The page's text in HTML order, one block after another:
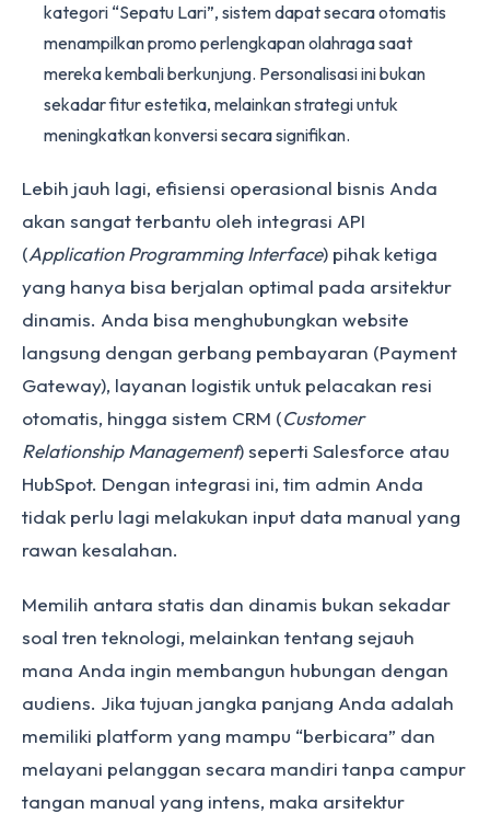
kategori “Sepatu Lari”, sistem dapat secara otomatis
menampilkan promo perlengkapan olahraga saat
mereka kembali berkunjung. Personalisasi ini bukan
sekadar fitur estetika, melainkan strategi untuk
meningkatkan konversi secara signifikan.
Lebih jauh lagi, efisiensi operasional bisnis Anda
akan sangat terbantu oleh integrasi API
(Application Programming Interface) pihak ketiga
yang hanya bisa berjalan optimal pada arsitektur
dinamis. Anda bisa menghubungkan website
langsung dengan gerbang pembayaran (Payment
Gateway), layanan logistik untuk pelacakan resi
otomatis, hingga sistem CRM (Customer
Relationship Management) seperti Salesforce atau
HubSpot. Dengan integrasi ini, tim admin Anda
tidak perlu lagi melakukan input data manual yang
rawan kesalahan.
Memilih antara statis dan dinamis bukan sekadar
soal tren teknologi, melainkan tentang sejauh
mana Anda ingin membangun hubungan dengan
audiens. Jika tujuan jangka panjang Anda adalah
memiliki platform yang mampu “berbicara” dan
melayani pelanggan secara mandiri tanpa campur
tangan manual yang intens, maka arsitektur